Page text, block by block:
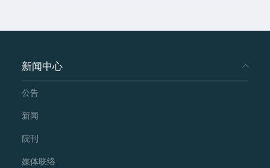
新闻中心
公告
新闻
院刊
媒体联络